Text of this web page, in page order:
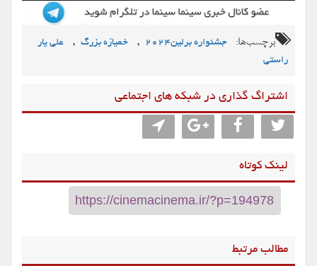
برچسب‌ها: جشنواره برلین۲۰۲۴ , خمیازه بزرگ ,
علی یار
راستی
اشتراگ گذاری در شبکه های اجتماعی
لینک کوتاه
مطالب مرتبط